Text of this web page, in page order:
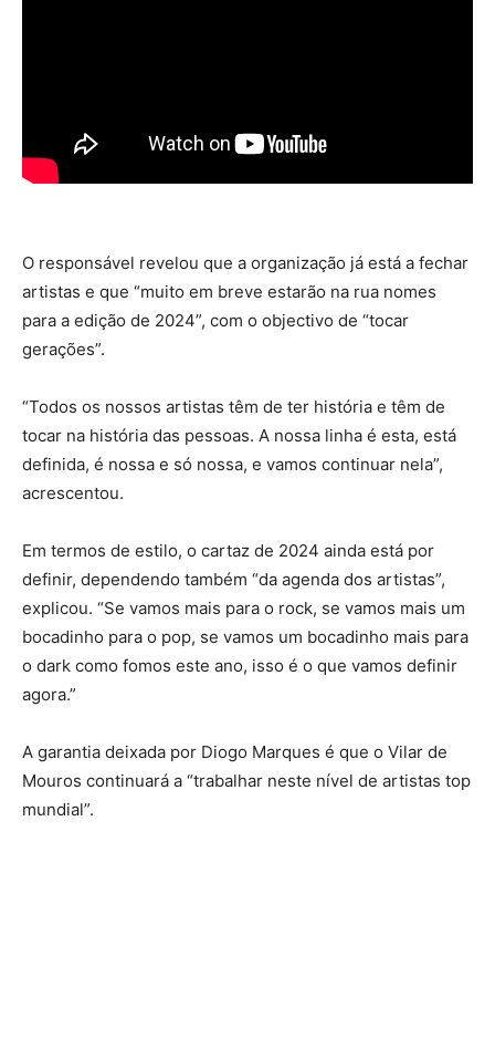
O responsável revelou que a organização já está a fechar
artistas e que “muito em breve estarão na rua nomes
para a edição de 2024”, com o objectivo de “tocar
gerações”.
“Todos os nossos artistas têm de ter história e têm de
tocar na história das pessoas. A nossa linha é esta, está
definida, é nossa e só nossa, e vamos continuar nela”,
acrescentou.
Em termos de estilo, o cartaz de 2024 ainda está por
definir, dependendo também “da agenda dos artistas”,
explicou. “Se vamos mais para o rock, se vamos mais um
bocadinho para o pop, se vamos um bocadinho mais para
o dark como fomos este ano, isso é o que vamos definir
agora.”
A garantia deixada por Diogo Marques é que o Vilar de
Mouros continuará a “trabalhar neste nível de artistas top
mundial”.